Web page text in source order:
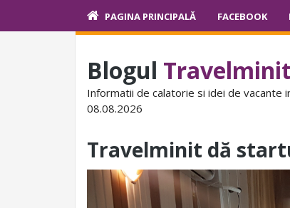
PAGINA PRINCIPALĂ FACEBOOK
Blogul
Informatii de calatorie si idei de vacante
08.08.2026
Travelminit dă